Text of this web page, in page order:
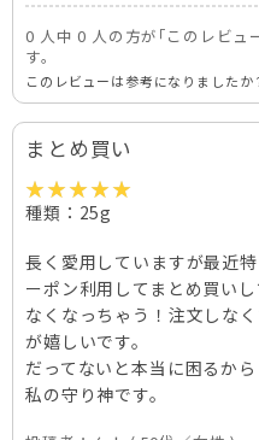
0 人中 0 人の方が｢このレビュ
す。
このレビューは参考になりました
まとめ買い
種類：25g
長く愛用していますが最近
ーポン利用してまとめ買いし
なくなっちゃう！注文しな
が嬉しいです。
だってないと本当に困るから
私の守り神です。